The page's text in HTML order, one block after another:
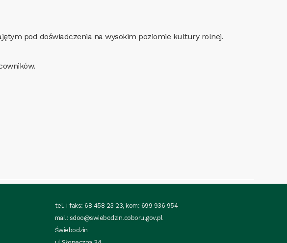
pod doświadczenia na wysokim poziomie kultury rolnej.
tel. i faks: 68 458 23 23, kom: 699 936 954
mail: sdoo@swiebodzin.coboru.gov.pl
Świebodzin